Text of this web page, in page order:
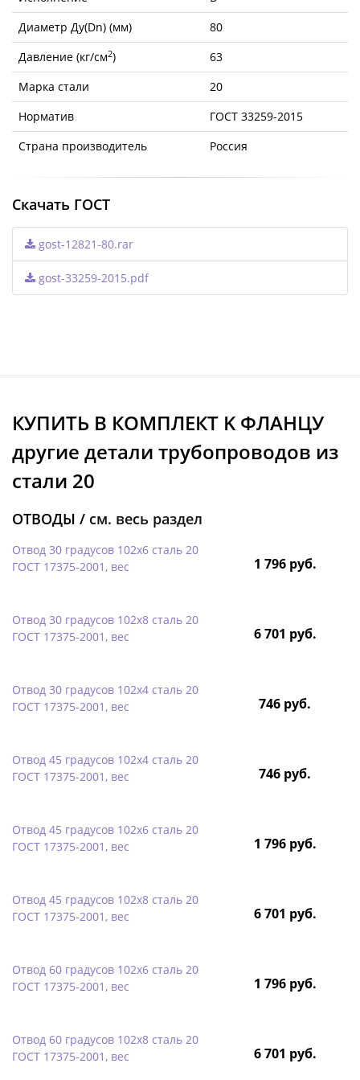
Диаметр Ду(Dn) (мм)
80
Давление (кг/см2)
63
Марка стали
20
Норматив
ГОСТ 33259-2015
Страна производитель
Россия
Скачать ГОСТ
gost-12821-80.rar
gost-33259-2015.pdf
КУПИТЬ В КОМПЛЕКТ K ФЛАНЦУ
другие детали трубопроводов из
стали 20
ОТВОДЫ / см. весь раздел
Отвод 30 градусов 102х6 сталь 20
ГОСТ 17375-2001, вес
1 796 руб.
Отвод 30 градусов 102х8 сталь 20
ГОСТ 17375-2001, вес
6 701 руб.
Отвод 30 градусов 102х4 сталь 20
ГОСТ 17375-2001, вес
746 руб.
Отвод 45 градусов 102х4 сталь 20
ГОСТ 17375-2001, вес
746 руб.
Отвод 45 градусов 102х6 сталь 20
ГОСТ 17375-2001, вес
1 796 руб.
Отвод 45 градусов 102х8 сталь 20
ГОСТ 17375-2001, вес
6 701 руб.
Отвод 60 градусов 102х6 сталь 20
ГОСТ 17375-2001, вес
1 796 руб.
Отвод 60 градусов 102х8 сталь 20
ГОСТ 17375-2001, вес
6 701 руб.